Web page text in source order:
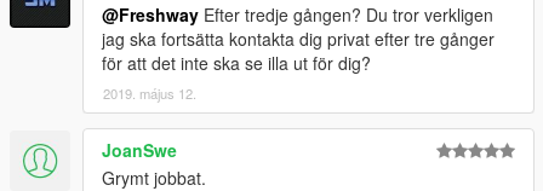
@Freshway Efter tredje gången? Du tror verkligen
jag ska fortsätta kontakta dig privat efter tre gånger
för att det inte ska se illa ut för dig?
2019. május 12.
JoanSwe
Grymt jobbat.